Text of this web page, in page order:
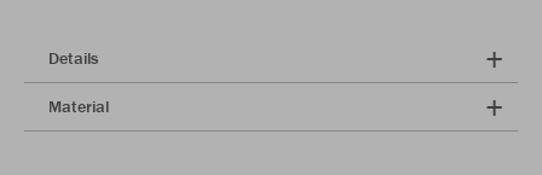
Details
Material